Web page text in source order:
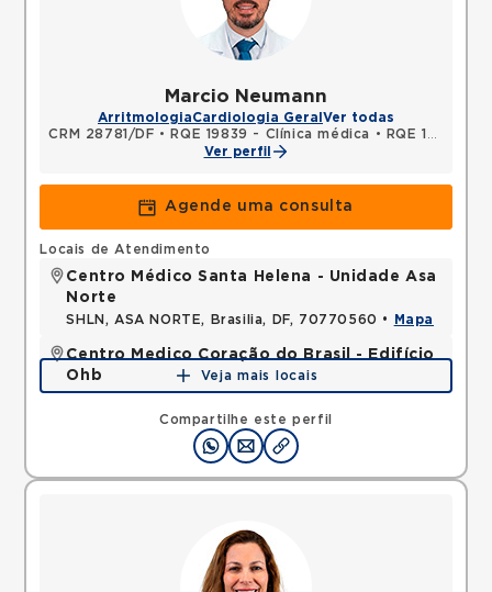
Marcio Neumann
ArritmologiaCardiologia Geral Ver todas
CRM 28781/DF • RQE 19839 - Clínica médica •
RQE 19840 - Cardiologia
Ver perfil
Agende uma consulta
Compartilhe este perfil
Locais de Atendimento
Centro Médico Santa Helena - Unidade Asa
Norte
SHLN, ASA NORTE, Brasilia, DF, 70770560 • Mapa
Centro Medico Coração do Brasil - Edifício
Ohb
SHLS, ASA SUL, Brasilia, DF, 70390906 •Mapa
Veja mais locais